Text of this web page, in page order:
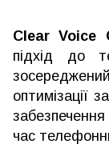
Clear Voice
підхід до
оптимізації
час